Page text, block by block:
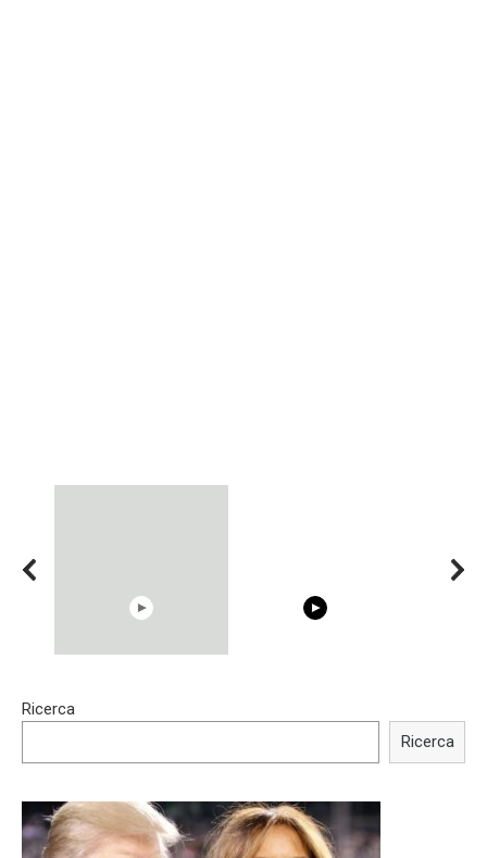
Trying BOLLYWOOD
Shocking illusion - Pretty
Ricerca
Ricerca